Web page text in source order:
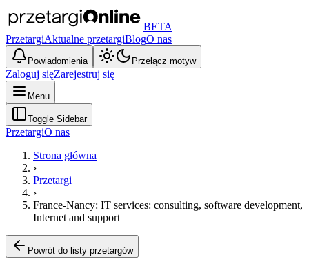
BETA
PrzetargiAktualne przetargiBlogO nas
Powiadomienia Przełącz motyw
Zaloguj sięZarejestruj się
Menu
Toggle Sidebar
PrzetargiO nas
Strona główna
›
Przetargi
›
France-Nancy: IT services: consulting, software development,
Internet and support
Powrót do listy przetargów